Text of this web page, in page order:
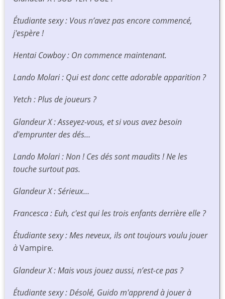
Étudiante sexy : Vous n’avez pas encore commencé,
j'espère !
Hentai Cowboy : On commence maintenant.
Lando Molari : Qui est donc cette adorable apparition ?
Yetch : Plus de joueurs ?
Glandeur X : Asseyez-vous, et si vous avez besoin
d'emprunter des dés…
Lando Molari : Non ! Ces dés sont maudits ! Ne les
touche surtout pas.
Glandeur X : Sérieux…
Francesca : Euh, c'est qui les trois enfants derrière elle ?
Étudiante sexy : Mes neveux, ils ont toujours voulu jouer
àVampire.
Glandeur X : Mais vous jouez aussi, n’est-ce pas ?
Étudiante sexy : Désolé, Guido m'apprend à jouer à